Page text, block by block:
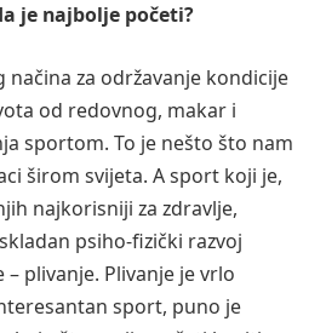
je najbolje početi?
načina za održavanje kondicije
od redovnog, makar i
sportom. To je nešto što nam
širom svijeta. A sport koji je,
najkorisniji za zdravlje,
psiho-fizički razvoj
plivanje. Plivanje je vrlo
sport, puno je